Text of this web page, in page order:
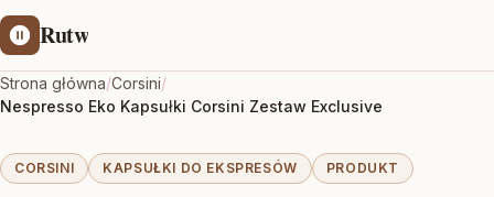
Rutw
Strona główna/Corsini/
Nespresso Eko Kapsułki Corsini Zestaw Exclusive
CORSINI KAPSUŁKI DO EKSPRESÓW PRODUKT